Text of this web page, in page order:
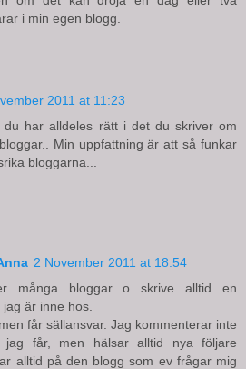
i min egen blogg.
2011 at 11:23
du har alldeles rätt i det du skriver om
Min uppfattning är att så funkar
bloggarna...
2 November 2011 at 18:54
många bloggar o skrive alltid en
är inne hos.
får sällansvar. Jag kommenterar inte
jag får, men hälsar alltid nya följare
alltid på den blogg som ev frågar mig